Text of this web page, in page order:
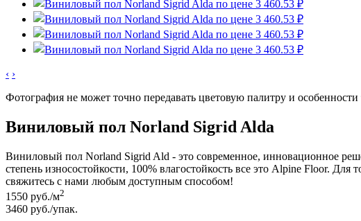
‹ ›
Фотография не может точно передавать цветовую палитру и
Виниловый пол Norland Sigrid Alda
Виниловый пол Norland Sigrid Ald - это современное, инновационное
степень износостойкости, 100% влагостойкость все это Alpine Floor.
свяжитесь с нами любым доступным способом!
1550 руб./м2
3460 руб./упак.